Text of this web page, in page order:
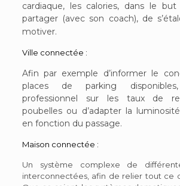
cardiaque, les calories, dans le
partager (avec son coach), de
motiver.
Ville connectée :
Afin par exemple d’informer le
places de parking
professionnel sur les taux de
poubelles ou d’adapter la
en fonction du passage.
Maison connectée :
Un système complexe de
interconnectées, afin de relier tout ce